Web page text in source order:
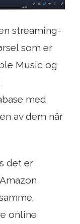
streaming-
som er
Music og
med
av dem når
det er
online